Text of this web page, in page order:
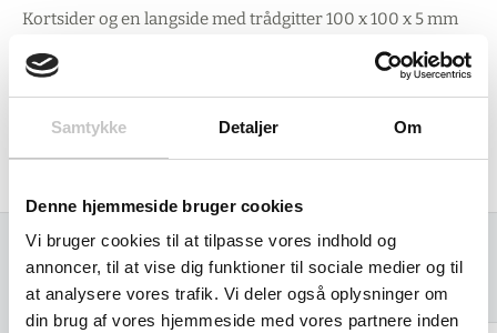
Samtykke Detaljer Om
Denne hjemmeside bruger cookies
Vi bruger cookies til at tilpasse vores indhold og
annoncer, til at vise dig funktioner til sociale medier og til
at analysere vores trafik. Vi deler også oplysninger om
din brug af vores hjemmeside med vores partnere inden
Kortsider og en langside med trådgitter 100 x 100 x 5 mm
Hjul størrelse: 200 mm
Egenvægt: 52 kg
Relaterede varer